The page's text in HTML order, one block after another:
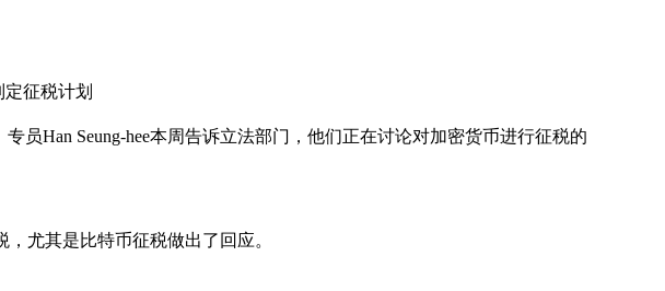
Han Seung-hee本周告诉立法部门，他们正在讨论对加密货币进行征税的
尤其是比特币征税做出了回应。